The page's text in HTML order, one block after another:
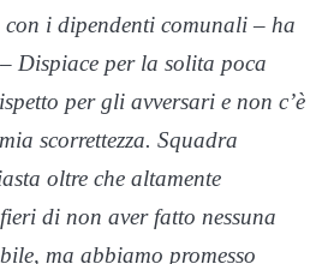
i dipendenti comunali – ha
Dispiace per la solita poca
per gli avversari e non c’è
scorrettezza. Squadra
oltre che altamente
di non aver fatto nessuna
ma abbiamo promesso